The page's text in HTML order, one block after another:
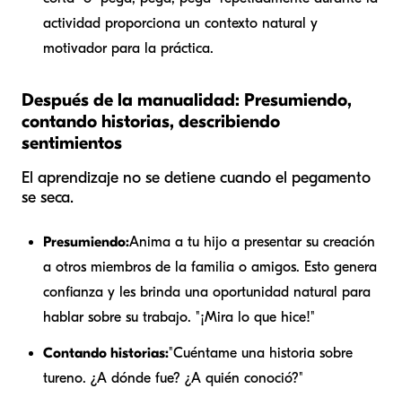
actividad proporciona un contexto natural y
motivador para la práctica.
Después de la manualidad: Presumiendo,
contando historias, describiendo
sentimientos
El aprendizaje no se detiene cuando el pegamento
se seca.
Presumiendo:Anima a tu hijo a presentar su creación
a otros miembros de la familia o amigos. Esto genera
confianza y les brinda una oportunidad natural para
hablar sobre su trabajo. "¡Mira lo que hice!"
Contando historias:"Cuéntame una historia sobre
tureno. ¿A dónde fue? ¿A quién conoció?"